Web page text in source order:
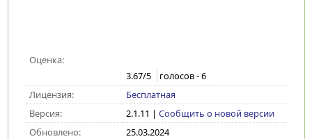
Оценка:
3.67/5 голосов -6
Лицензия:
Бесплатная
Версия:
2.1.11 | Сообщить о новой версии
Обновлено:
25.03.2024